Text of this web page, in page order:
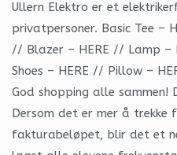
Ullern Elektro er et
privatpersoner. Basic Tee –
// Blazer – HERE // Lamp –
Shoes – HERE // Pillow –
God shopping alle
Dersom det er mer å trekke
fakturabeløpet, blir det et